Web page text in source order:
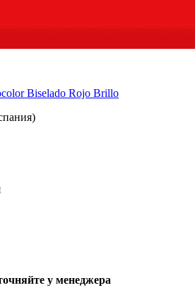
Biselado Rojo Brillo
у менеджера